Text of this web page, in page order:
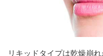
リキッドタイプは乾燥崩